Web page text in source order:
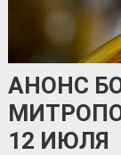
АНОНС
12 ИЮЛЯ